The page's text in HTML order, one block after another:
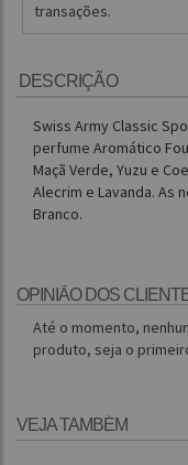
transações.
DESCRIÇÃO
Swiss Army Classic
perfume Aromático
Maçã Verde, Yuzu e
Alecrim e Lavanda. As
Branco.
OPINIÃO DOS
Até o momento,
produto, seja o
VEJA TAMBÉM